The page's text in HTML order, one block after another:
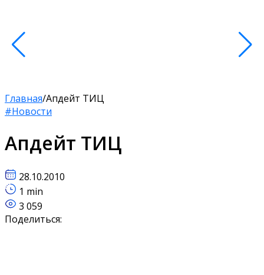
Главная/Апдейт ТИЦ
#Новости
Апдейт ТИЦ
28.10.2010
1 min
3 059
Поделиться: